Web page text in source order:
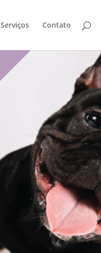
Serviços Contato